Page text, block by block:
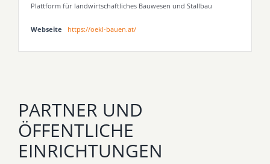
Plattform für landwirtschaftliches Bauwesen und Stallbau
Webseite https://oekl-bauen.at/
PARTNER UND
ÖFFENTLICHE
EINRICHTUNGEN